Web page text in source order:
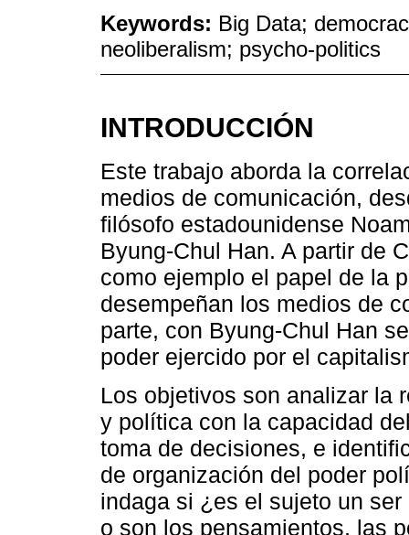
Keywords: Big Data;
neoliberalism; psycho-politics
INTRODUCCIÓN
Este trabajo aborda la
medios de comunicación,
filósofo estadounidense
Byung-Chul Han. A partir de
como ejemplo el papel de la
desempeñan los medios de
parte, con Byung-Chul Han
poder ejercido por el
Los objetivos son analizar la
y política con la capacidad
toma de decisiones, e
de organización del poder
indaga si ¿es el sujeto un
o son los pensamientos, las